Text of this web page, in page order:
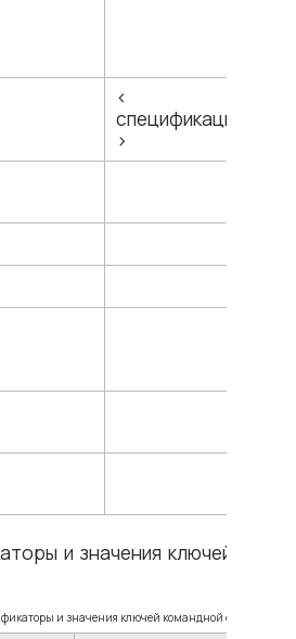
<​
спецификация
>
и значения ключей
и значения ключей командной строки